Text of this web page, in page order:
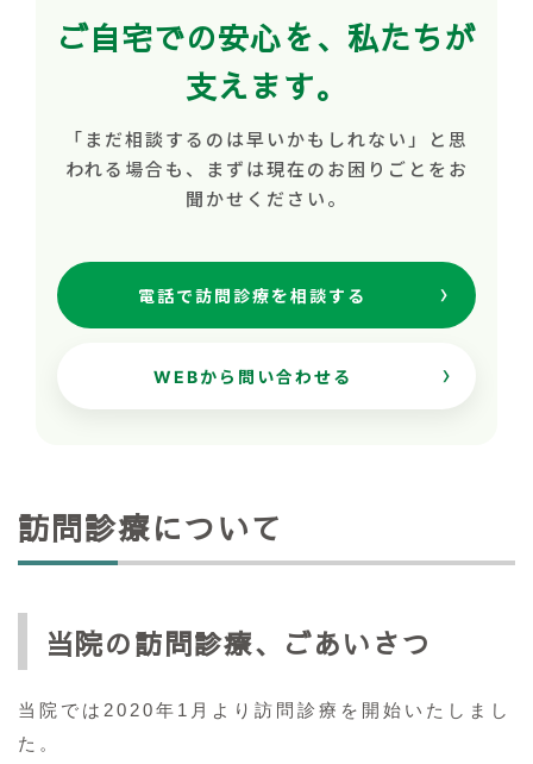
ご自宅での安心を、私たちが
支えます。
「まだ相談するのは早いかもしれない」と思
われる場合も、まずは現在のお困りごとをお
聞かせください。
電話で訪問診療を相談する
WEBから問い合わせる
訪問診療について
当院の訪問診療、ごあいさつ
当院では2020年1月より訪問診療を開始いたしまし
た。